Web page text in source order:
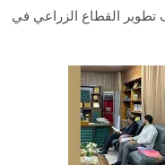
تطوير القطاع الزراعي في